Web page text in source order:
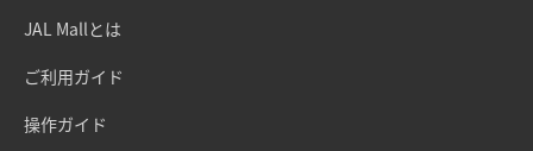
JAL Mallとは
ご利用ガイド
操作ガイド